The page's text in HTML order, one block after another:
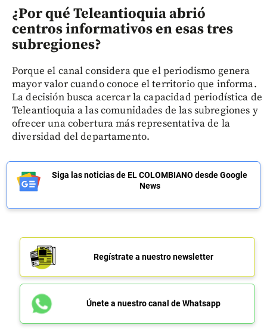
¿Por qué Teleantioquia abrió
centros informativos en esas tres
subregiones?
Porque el canal considera que el periodismo genera
mayor valor cuando conoce el territorio que informa.
La decisión busca acercar la capacidad periodística de
Teleantioquia a las comunidades de las subregiones y
ofrecer una cobertura más representativa de la
diversidad del departamento.
Siga las noticias de EL COLOMBIANO desde Google
News
Regístrate a nuestro newsletter
Únete a nuestro canal de Whatsapp